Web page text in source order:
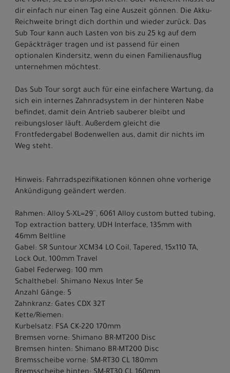
dir einfach nur einen Tag eine Auszeit gönnen. Die Akku-
Reichweite bringt dich dorthin und wieder zurück. Das
Sub Tour kann auch Lasten von bis zu 25 kg auf dem
Gepäckträger tragen und ist passend für einen
optionalen Kindersitz, wenn du einen Familienausflug
unternehmen möchtest.
Das Sub Tour sorgt auch für eine einfachere Wartung, da
sich ein internes Zahnradsystem in der hinteren Nabe
befindet, damit dein Antrieb sauberer bleibt und
reibungsloser läuft. Außerdem gleicht die
Frontfedergabel Bodenwellen aus, damit dir nichts im
Weg steht.
Hinweis: Fahrradspezifikationen können ohne vorherige
Ankündigung geändert werden.
Rahmen: Alloy S-XL=29´´, 6061 Alloy custom butted tubing,
Top extraction battery, UDH Interface, 135mm with
46mm Beltline
Gabel: SR Suntour XCM34 LO Coil, Tapered, 15x110 TA,
Lock Out, 100mm Travel
Gabel Federweg: 100 mm
Schalthebel: Shimano Nexus Inter 5e
Anzahl Gänge: 5
Zahnkranz: Gates CDX 32T
Kette/Riemen:
Kurbelsatz: FSA CK-220 170mm
Bremsen vorne: Shimano BR-MT200 Disc
Bremsen hinten: Shimano BR-MT200 Disc
Bremsscheibe vorne: SM-RT30 CL 180mm